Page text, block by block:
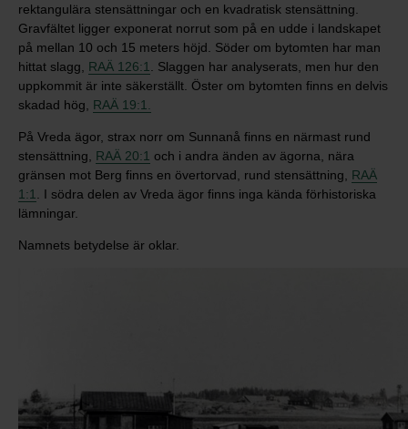
rektangulära stensättningar och en kvadratisk stensättning.
Gravfältet ligger exponerat norrut som på en udde i landskapet
på mellan 10 och 15 meters höjd. Söder om bytomten har man
hittat slagg, RAÄ 126:1
. Slaggen har analyserats, men hur den
uppkommit är inte säkerställt. Öster om bytomten finns en delvis
skadad hög, RAÄ 19:1.
På Vreda ägor, strax norr om Sunnanå finns en närmast rund
stensättning, RAÄ 20:1 och i andra änden av ägorna, nära
gränsen mot Berg finns en övertorvad, rund stensättning, RAÄ
1:1
. I södra delen av Vreda ägor finns inga kända förhistoriska
lämningar.
Namnets betydelse är oklar.